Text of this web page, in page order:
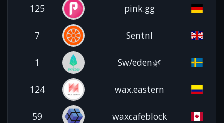
125 pink.gg
7 Sentnl
1 Sw/eden🌿
124 wax.eastern
59 waxcafeblock